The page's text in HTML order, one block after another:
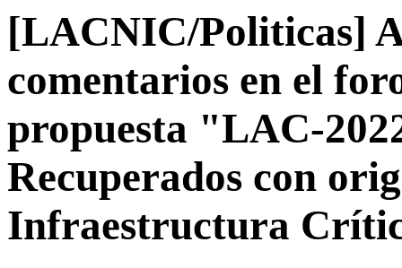
[LACNIC/Politicas]
comentarios en el
propuesta "LAC-
Recuperados con
Infraestructura